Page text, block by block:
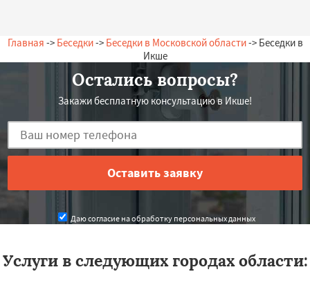
Главная -> Беседки-> Беседки в Московской области-> Беседки в
Икше
Остались вопросы?
Закажи бесплатную консультацию в Икше!
Даю согласие на обработку персональных данных
Услуги в следующих городах области: